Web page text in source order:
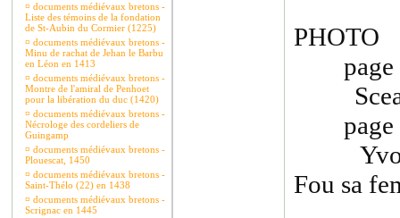
¤ documents médiévaux bretons -
Liste des témoins de la fondation
de St-Aubin du Cormier (1225)
¤ documents médiévaux bretons -
Minu de rachat de Jehan le Barbu
en Léon en 1413
¤ documents médiévaux bretons -
Montre de l'amiral de Penhoet
pour la libération du duc (1420)
¤ documents médiévaux bretons -
Nécrologe des cordeliers de
Guingamp
¤ documents médiévaux bretons -
Plouescat, 1450
¤ documents médiévaux bretons -
Saint-Thélo (22) en 1438
¤ documents médiévaux bretons -
Scrignac en 1445
page
page
Yvon
Fou sa